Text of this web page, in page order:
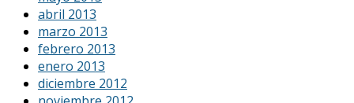
abril 2013
marzo 2013
febrero 2013
enero 2013
diciembre 2012